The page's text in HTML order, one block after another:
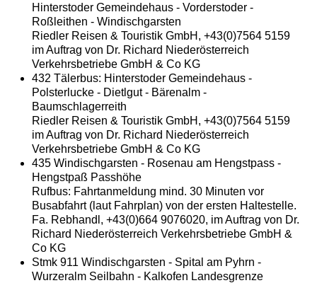
Hinterstoder Gemeindehaus - Vorderstoder -
Roßleithen - Windischgarsten
Riedler Reisen & Touristik GmbH, +43(0)7564 5159
im Auftrag von Dr. Richard Niederösterreich
Verkehrsbetriebe GmbH & Co KG
432 Tälerbus: Hinterstoder Gemeindehaus -
Polsterlucke - Dietlgut - Bärenalm -
Baumschlagerreith
Riedler Reisen & Touristik GmbH, +43(0)7564 5159
im Auftrag von Dr. Richard Niederösterreich
Verkehrsbetriebe GmbH & Co KG
435 Windischgarsten - Rosenau am Hengstpass -
Hengstpaß Passhöhe
Rufbus: Fahrtanmeldung mind. 30 Minuten vor
Busabfahrt (laut Fahrplan) von der ersten Haltestelle.
Fa. Rebhandl, +43(0)664 9076020, im Auftrag von Dr.
Richard Niederösterreich Verkehrsbetriebe GmbH &
Co KG
Stmk 911 Windischgarsten - Spital am Pyhrn -
Wurzeralm Seilbahn - Kalkofen Landesgrenze